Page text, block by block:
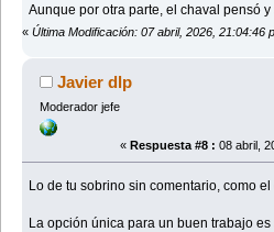
Aunque por otra parte, el chaval pensó
« Última Modificación: 07 abril, 2026, 21:04:46
Javier dlp
Moderador jefe
« Respuesta #8 : 08 abril,
Lo de tu sobrino sin comentario, como
La opción única para un buen trabajo